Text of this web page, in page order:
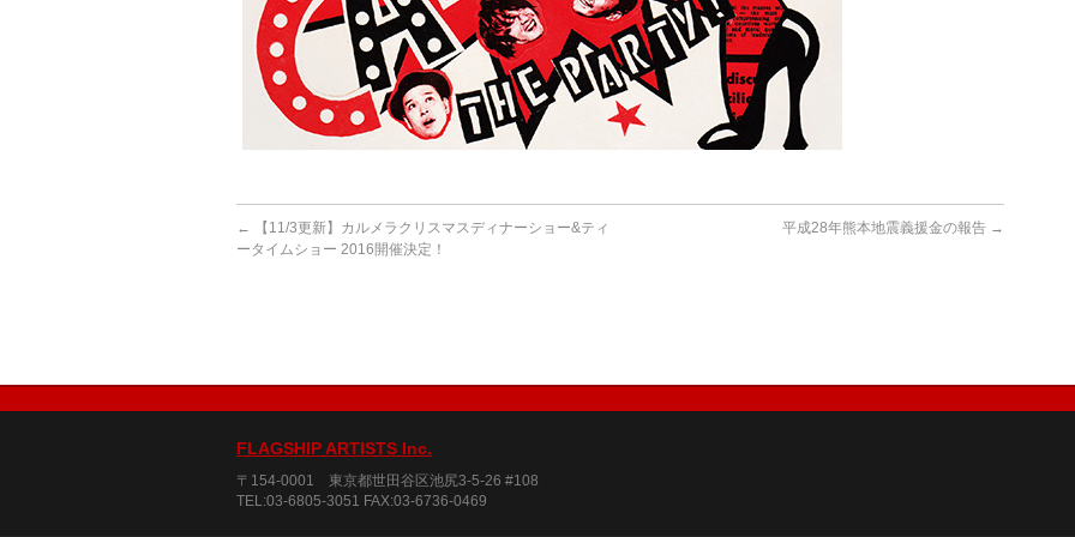
←
【11/3更新】カルメラクリスマスディナーショー&ティ
ータイムショー 2016開催決定！
平成28年熊本地震義援金の報告 →
FLAGSHIP ARTISTS Inc.
〒154-0001 東京都世田谷区池尻3-5-26 #108
TEL:03-6805-3051 FAX:03-6736-0469